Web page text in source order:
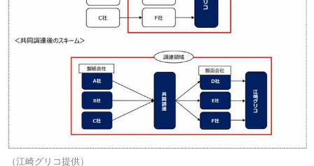
（江崎グリコ提供）